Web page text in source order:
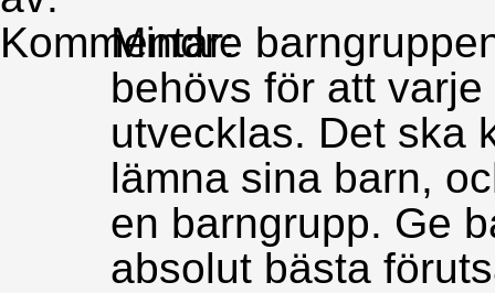
Kommentar:
Mindre
behövs för att
utvecklas. Det ska
lämna sina barn,
en barngrupp. Ge
absolut bästa